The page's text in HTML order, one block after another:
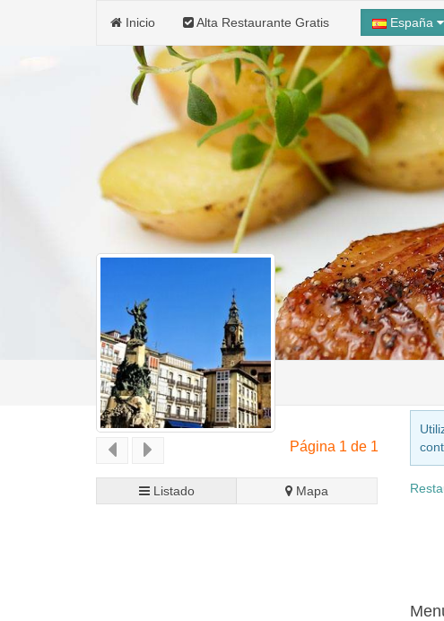
Inicio Alta Restaurante Gratis España
Página 1 de 1
Listado Mapa